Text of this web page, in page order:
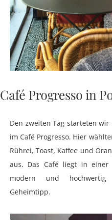
Café Progresso in
Den zweiten Tag starteten
im Café Progresso. Hier
Rührei, Toast, Kaffee und
aus. Das Café liegt in einer
modern und
Geheimtipp.